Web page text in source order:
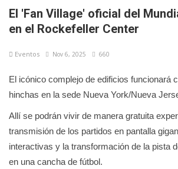
El 'Fan Village' oficial del
en el Rockefeller Center
Eventos Nov 6, 2025 660
El icónico complejo de edificios funcionará
hinchas en la sede Nueva York/Nueva
Allí se podrán vivir de manera gratuita
transmisión de los partidos en pantalla
interactivas y la transformación de la pista
en una cancha de fútbol.